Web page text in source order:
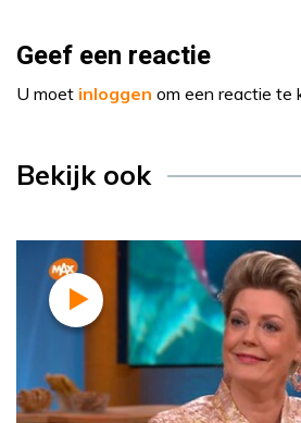
Geef een reactie
U moet inloggen om een reactie te
Bekijk ook